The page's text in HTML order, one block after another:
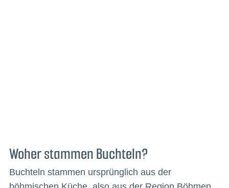
Woher stammen Buchteln?
Buchteln stammen ursprünglich aus der